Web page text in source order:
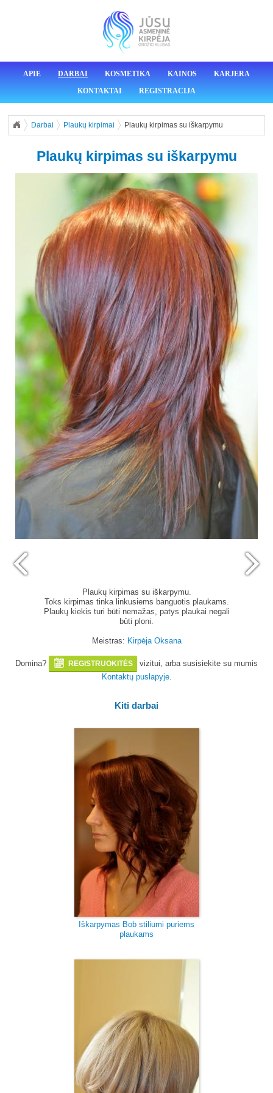
APIE DARBAI KOSMETIKA KAINOS
KARJERA
KONTAKTAI
REGISTRACIJA
Darbai Plaukų kirpimai Plaukų kirpimas su iškarpymu
Plaukų kirpimas su iškarpymu
Plaukų kirpimas su iškarpymu.
Toks kirpimas tinka linkusiems banguotis plaukams.
Plaukų kiekis turi būti nemažas, patys plaukai negali
būti ploni.
Meistras: Kirpėja Oksana
Domina? REGISTRUOKITĖS
vizitui, arba susisiekite su mumis
Kontaktų puslapyje.
Kiti darbai
Iškarpymas Bob stiliumi puriems
plaukams